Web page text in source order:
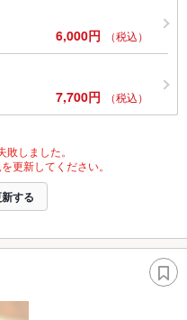
6,000円 （税込）
7,700円 （税込）
しました。
更新してください。
する